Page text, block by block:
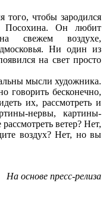
того, чтобы зародился
Посохина. Он любит
свежем воздухе,
Ни один из
на свет просто
мысли художника.
говорить бесконечно,
их, рассмотреть и
нервы, картины-
ветер? Нет,
воздух? Нет, но вы
На основе пресс-релиза